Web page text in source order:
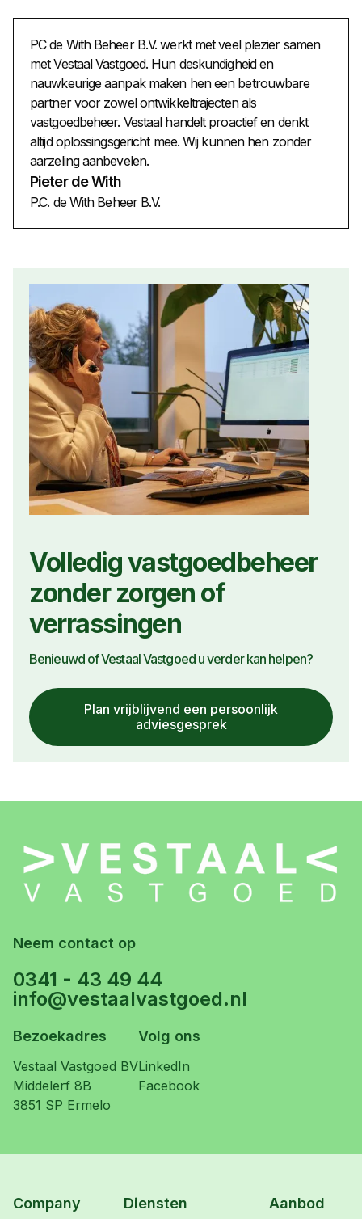
PC de With Beheer B.V. werkt met veel plezier samen
met Vestaal Vastgoed. Hun deskundigheid en
nauwkeurige aanpak maken hen een betrouwbare
partner voor zowel ontwikkeltrajecten als
vastgoedbeheer. Vestaal handelt proactief en denkt
altijd oplossingsgericht mee. Wij kunnen hen zonder
aarzeling aanbevelen.
Pieter de With
P.C. de With Beheer B.V.
Volledig vastgoedbeheer
zonder zorgen of
verrassingen
Benieuwd of Vestaal Vastgoed u verder kan helpen?
Plan vrijblijvend een persoonlijk
adviesgesprek
Neem contact op
0341 - 43 49 44
info@vestaalvastgoed.nl
Bezoekadres
Vestaal Vastgoed BV
Middelerf 8B
3851 SP Ermelo
Volg ons
LinkedIn
Facebook
Company Diensten Aanbod